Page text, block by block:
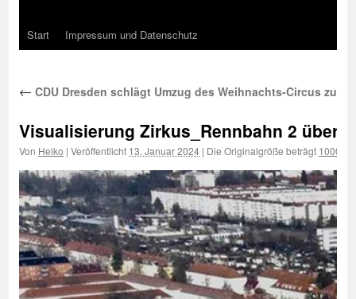
Start Impressum und Datenschutz
← CDU Dresden schlägt Umzug des Weihnachts-Circus zur
Visualisierung Zirkus_Rennbahn 2
Von Heiko | Veröffentlicht 13. Januar 2024 | Die Originalgröße beträgt 1000 ×